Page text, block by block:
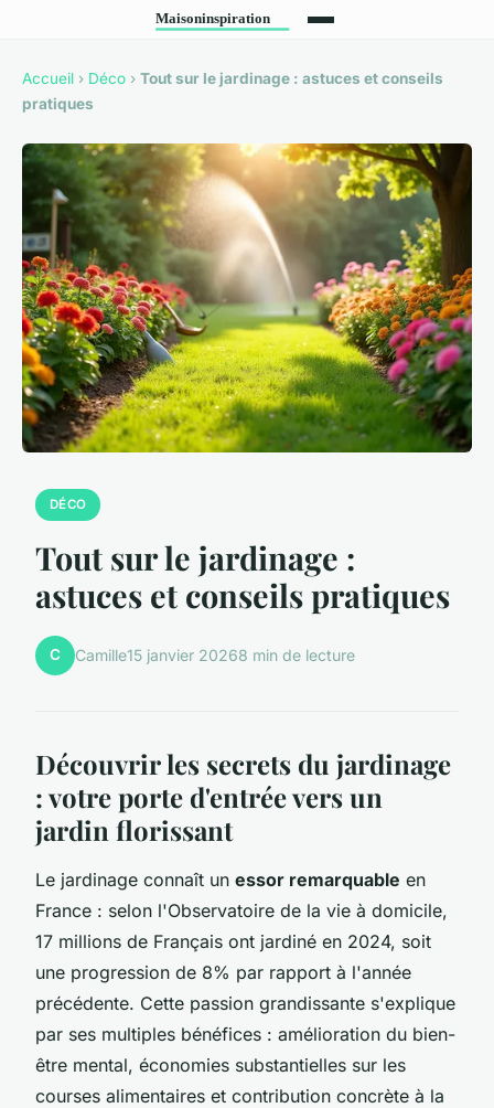
Accueil › Déco › Tout sur le jardinage : astuces et conseils
pratiques
DÉCO
Tout sur le jardinage :
astuces et conseils pratiques
C Camille15 janvier 20268 min de lecture
Découvrir les secrets du jardinage
: votre porte d'entrée vers un
jardin florissant
Le jardinage connaît un essor remarquable en
France : selon l'Observatoire de la vie à domicile,
17 millions de Français ont jardiné en 2024, soit
une progression de 8% par rapport à l'année
précédente. Cette passion grandissante s'explique
par ses multiples bénéfices : amélioration du bien-
être mental, économies substantielles sur les
courses alimentaires et contribution concrète à la